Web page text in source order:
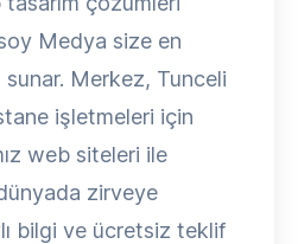
Medya size en
Merkez, Tunceli
işletmeleri için
web siteleri ile
zirveye
bilgi ve ücretsiz teklif